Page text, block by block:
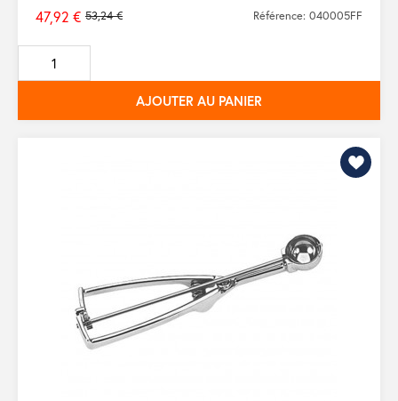
Prix
de
base
53,24 €
47,92 € Référence: 040005FF
AJOUTER AU PANIER